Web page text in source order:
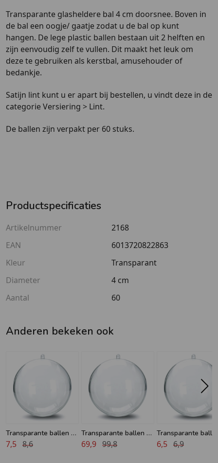
Transparante glasheldere bal 4 cm doorsnee. Boven in
de bal een oogje/ gaatje zodat u de bal op kunt
hangen. De lege plastic ballen bestaan uit 2 helften en
zijn eenvoudig zelf te vullen. Dit maakt het leuk om
deze te gebruiken als kerstbal, amusehouder of
bedankje.
Satijn lint kunt u er apart bij bestellen, u vindt deze in de
categorie Versiering > Lint.
De ballen zijn verpakt per 60 stuks.
Productspecificaties
Artikelnummer
2168
EAN
6013720822863
Kleur
Transparant
Diameter
4 cm
Aantal
60
Anderen bekeken ook
Transparante ballen 5
cm - 20 stuks
7,5 8,6
Transparante ballen 6
cm - 200 stuks
69,9 99,8
Transparante
cm - 10 stuks
6,5 6,9